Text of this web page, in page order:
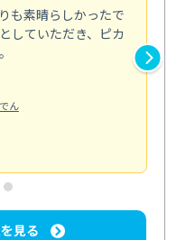
も素晴らしかったで
していただき、ピカ
ん
見る